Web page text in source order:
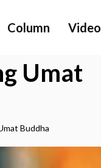
Column Video
Umat
Buddha